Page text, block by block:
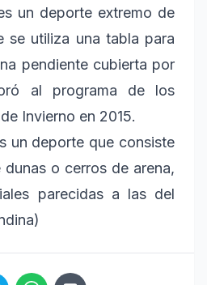
un deporte extremo de
se utiliza una tabla para
pendiente cubierta por
al programa de los
Invierno en 2015.
un deporte que consiste
o cerros de arena,
parecidas a las del